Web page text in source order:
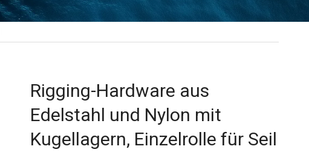
Rigging-Hardware aus
Edelstahl und Nylon mit
Kugellagern, Einzelrolle für Seil